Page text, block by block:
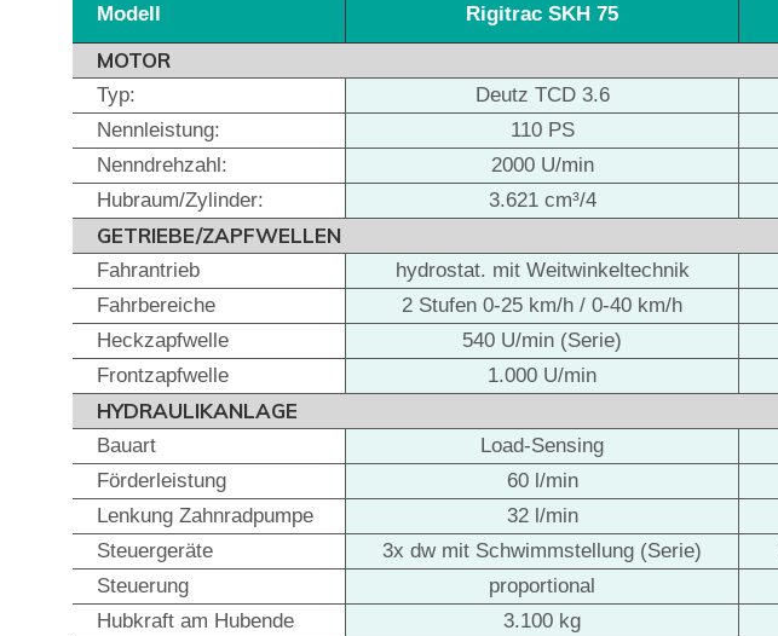
Modell Rigitrac SKH 75
MOTOR
Typ: Deutz TCD 3.6
Nennleistung:
110 PS
Nenndrehzahl:
2000 U/min
Hubraum/Zylinder:
3.621 cm³/4
GETRIEBE/ZAPFWELLEN
Fahrantrieb hydrostat. mit Weitwinkeltechnik
Fahrbereiche
2 Stufen 0-25 km/h / 0-40 km/h
Heckzapfwelle
540 U/min (Serie)
Frontzapfwelle
1.000 U/min
HYDRAULIKANLAGE
Bauart Load-Sensing
Förderleistung
60 l/min
Lenkung Zahnradpumpe
32 l/min
Steuergeräte
3x dw mit Schwimmstellung (Serie)
Steuerung
proportional
Hubkraft am Hubende
3.100 kg